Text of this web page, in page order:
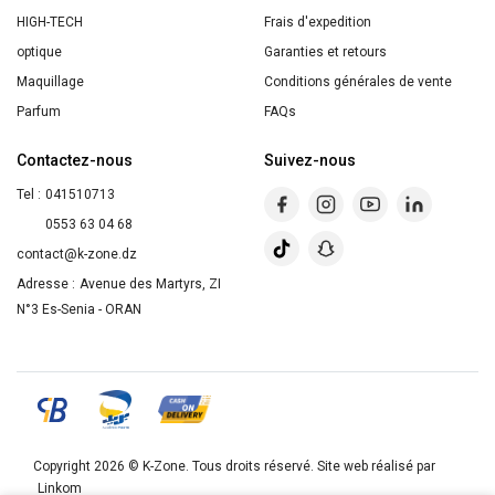
Marine
390ml
HIGH-TECH
optique
Maquillage
Parfum
Frais d'expedition
Garanties et retours
Conditions générales de vente
FAQs
Contactez-nous
Tel : 041510713
0553 63 04 68
contact@k-zone.dz
Adresse : Avenue des Martyrs, ZI
N°3 Es-Senia - ORAN
Suivez-nous
Copyright 2026 © K-Zone . Tous droits réservé. Site web réalisé par
Linkom